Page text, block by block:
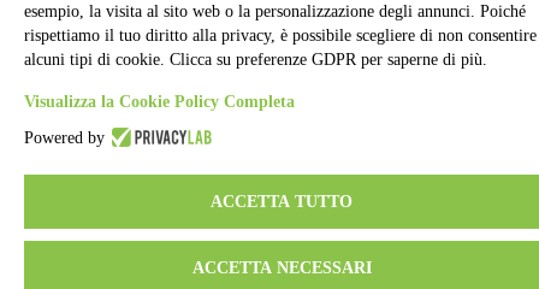
esempio, la visita al sito web o la personalizzazione degli annunci. Poiché
rispettiamo il tuo diritto alla privacy, è possibile scegliere di non consentire
alcuni tipi di cookie. Clicca su preferenze GDPR per saperne di più.
Visualizza la Cookie Policy Completa
Powered by
ACCETTA TUTTO
ACCETTA NECESSARI